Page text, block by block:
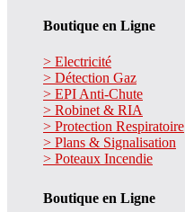
Boutique en Ligne
> Electricité
> Détection Gaz
> EPI Anti-Chute
> Robinet & RIA
> Protection Respiratoire
> Plans & Signalisation
> Poteaux Incendie
Boutique en Ligne